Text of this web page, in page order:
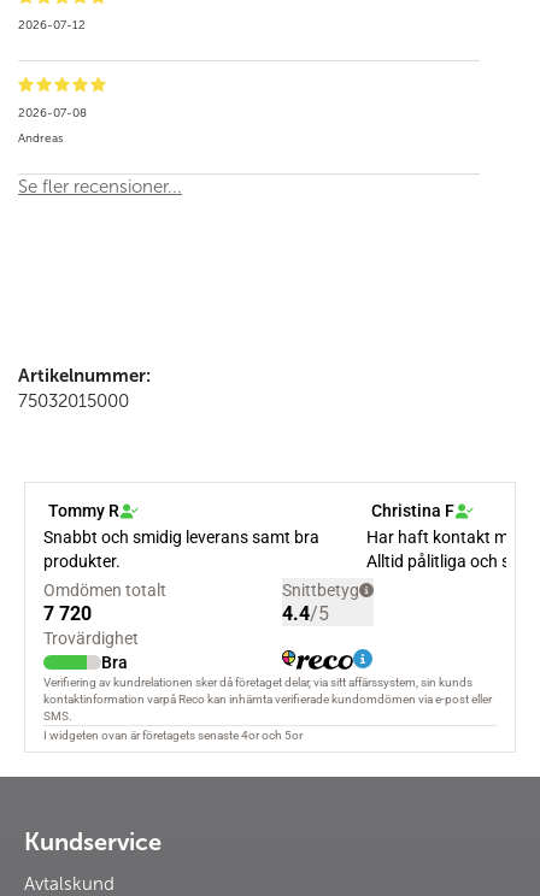
2026-07-12
2026-07-08
Andreas
Se fler recensioner...
Artikelnummer:
75032015000
Kundservice
Avtalskund